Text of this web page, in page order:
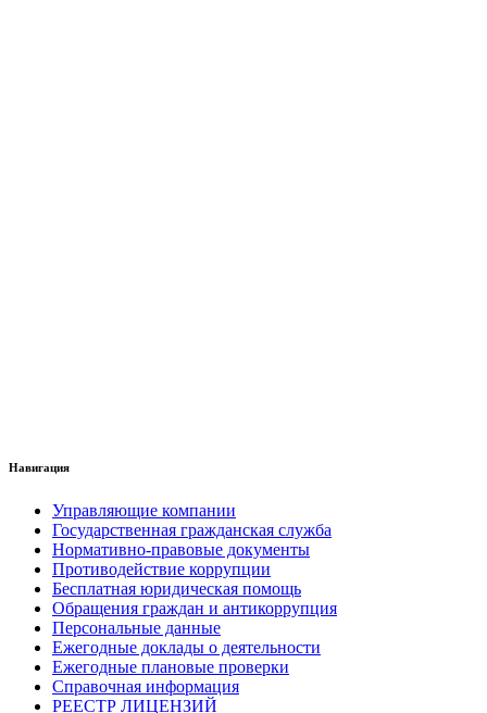
Навигация
Управляющие компании
Государственная гражданская служба
Нормативно-правовые документы
Противодействие коррупции
Бесплатная юридическая помощь
Обращения граждан и антикоррупция
Персональные данные
Ежегодные доклады о деятельности
Ежегодные плановые проверки
Справочная информация
РЕЕСТР ЛИЦЕНЗИЙ